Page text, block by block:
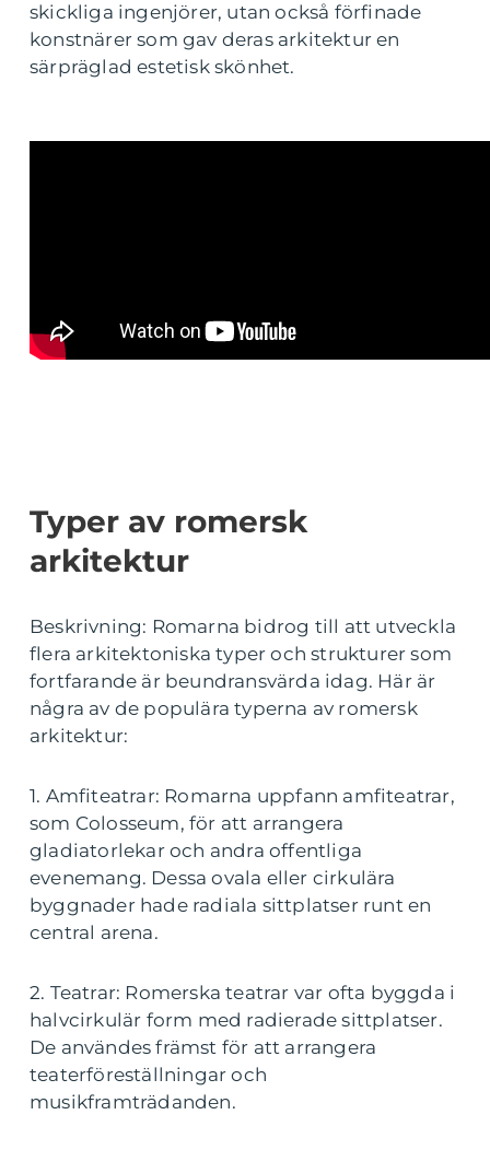
skickliga ingenjörer, utan också förfinade
konstnärer som gav deras arkitektur en
särpräglad estetisk skönhet.
Typer av romersk
arkitektur
Beskrivning: Romarna bidrog till att utveckla
flera arkitektoniska typer och strukturer som
fortfarande är beundransvärda idag. Här är
några av de populära typerna av romersk
arkitektur:
1. Amfiteatrar: Romarna uppfann amfiteatrar,
som Colosseum, för att arrangera
gladiatorlekar och andra offentliga
evenemang. Dessa ovala eller cirkulära
byggnader hade radiala sittplatser runt en
central arena.
2. Teatrar: Romerska teatrar var ofta byggda i
halvcirkulär form med radierade sittplatser.
De användes främst för att arrangera
teaterföreställningar och
musikframträdanden.